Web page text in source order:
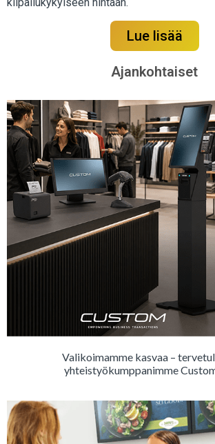
Lue lisää
Ajankohtaiset
Valikoimamme kasvaa –
yhteistyökumppanimme Custom